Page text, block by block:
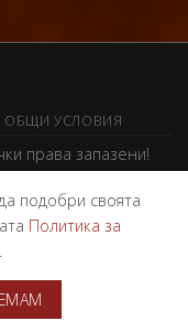
ОБЩИ УСЛОВИЯ
права запазени!
подобри своята
Политика за
.